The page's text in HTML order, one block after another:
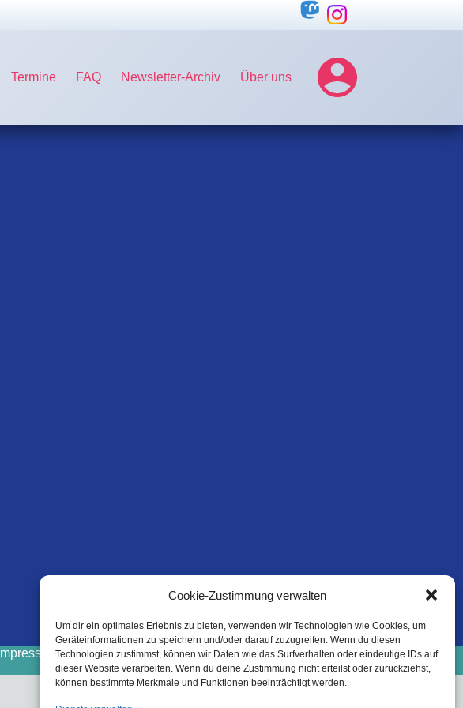
Cookie-Zustimmung verwalten
Um dir ein optimales Erlebnis zu bieten, verwenden wir Technologien wie Cookies, um
Geräteinformationen zu speichern und/oder darauf zuzugreifen. Wenn du diesen
Technologien zustimmst, können wir Daten wie das Surfverhalten oder eindeutige IDs auf
dieser Website verarbeiten. Wenn du deine Zustimmung nicht erteilst oder zurückziehst,
können bestimmte Merkmale und Funktionen beeinträchtigt werden.
Termine FAQ Newsletter-Archiv Über uns
Impressum Cookie-Richtlinie (EU)
Datenschutzinformation
Haftungsausschluss